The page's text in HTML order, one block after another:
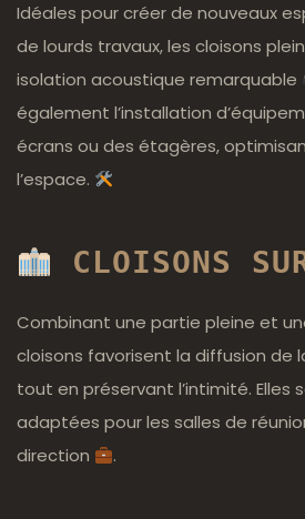
Idéales pour créer de nouveaux
de lourds travaux, les cloisons
isolation acoustique remarquable
également l’installation
écrans ou des étagères,
l’espace.
CLOISONS
Combinant une partie pleine et
cloisons favorisent la diffusion de
tout en préservant l’intimité. Elles
adaptées pour les salles de
direction
.